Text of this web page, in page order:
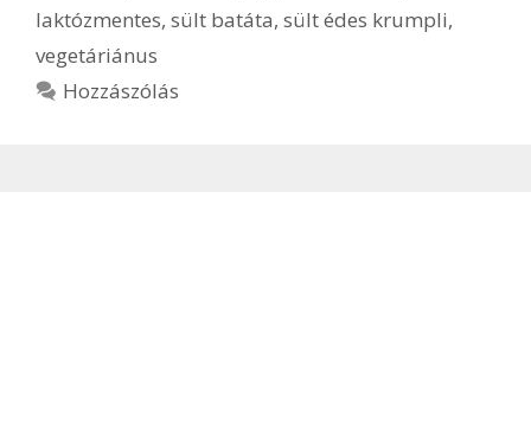
laktózmentes, sült batáta, sült édes krumpli,
vegetáriánus
Hozzászólás